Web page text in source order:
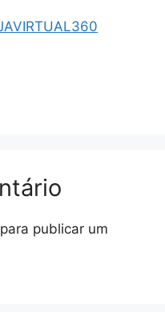
para publicar um